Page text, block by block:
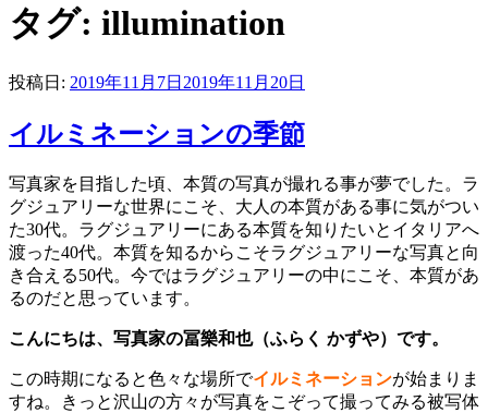
タグ: illumination
投稿日: 2019年11月7日 2019年11月20日
イルミネーションの季節
写真家を目指した頃、本質の写真が撮れる事が夢でした。ラ
グジュアリーな世界にこそ、大人の本質がある事に気がつい
た30代。ラグジュアリーにある本質を知りたいとイタリアへ
渡った40代。本質を知るからこそラグジュアリーな写真と向
き合える50代。今ではラグジュアリーの中にこそ、本質があ
るのだと思っています。
こんにちは、写真家の冨樂和也（ふらく かずや）です。
この時期になると色々な場所でイルミネーションが始まりま
すね。きっと沢山の方々が写真をこぞって撮ってみる被写体